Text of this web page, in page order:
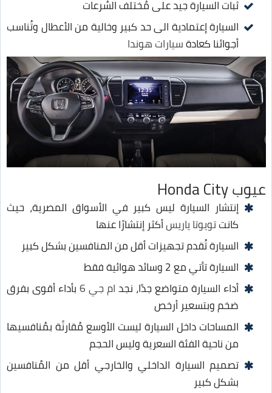
ثبات السيارة جيد على مُختلف السُرعات
السيارة إعتمادية الى حد كبير وخالية من الأعطال وتُناسب
أجوائنا كعادةسيارات هوندا
عيوب Honda City
إنتشار السيارة ليس كبير في الأسواق المصرية، حيث
كانتتويوتا ياريسأكثر إنتشارًا عنها
السيارة تُقدم تجهيزات أقل من المنافسين بشكل كبير
السيارة تأتي مع 2 وسائد هوائية فقط
أداء السيارة متواضع جدًا، نجدام جي 6
بأداء أقوى بفرق
ضخم وبتسعير أرخص
المساحات داخل السيارة ليست الأوسع مُقارنًة بمُنافسيها
من ناحية الفئة السعرية وليس الحجم
تصميم السيارة الداخلي والخارجي أقل من المُنافسين
بشكل كبير